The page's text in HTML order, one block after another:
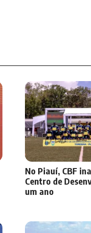
No Piauí, CBF
Centro de
um ano